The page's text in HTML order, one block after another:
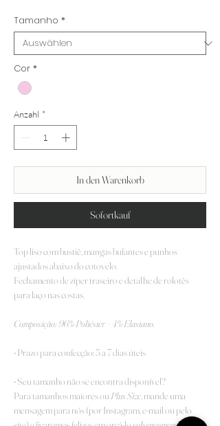
Tamanho *
Cor *
Anzahl *
In den Warenkorb
Sofortkauf
Top liso com bustiê, mangas bufantes e punhos
ajustados abaixo do cotovelo.
Fechamento de zíper traseiro e detalhe de rolotês
para laço nas costas.
Composição:96% Poliéster + 4% Elastano.
• Prazo para confecção: 5 a 7 dias úteis
• Seu tamanho não se encontra disponível?
Para tamanhos maiores ou Plus Size, mande uma
mensagem para nós (por Instagram, e-mail ou pelo